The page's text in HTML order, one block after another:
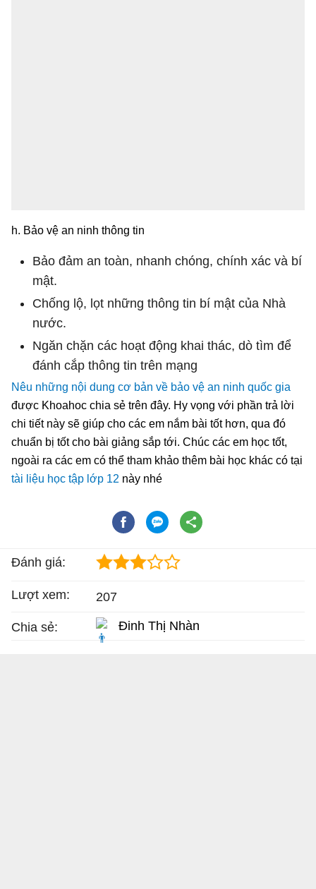
h. Bảo vệ an ninh thông tin
Bảo đảm an toàn, nhanh chóng, chính xác và bí
mật.
Chống lộ, lọt những thông tin bí mật của Nhà
nước.
Ngăn chặn các hoạt động khai thác, dò tìm để
đánh cắp thông tin trên mạng
Nêu những nội dung cơ bản về bảo vệ an ninh quốc gia
được Khoahoc chia sẻ trên đây. Hy vọng với phần trả lời
chi tiết này sẽ giúp cho các em nắm bài tốt hơn, qua đó
chuẩn bị tốt cho bài giảng sắp tới. Chúc các em học tốt,
ngoài ra các em có thể tham khảo thêm bài học khác có tại
tài liệu học tập lớp 12 này nhé
Đánh giá:
Lượt xem: 207
Chia sẻ: Đinh Thị Nhàn